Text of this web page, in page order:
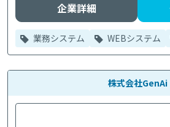
企業詳細
業務システム WEBシステム
株式会社GenAi